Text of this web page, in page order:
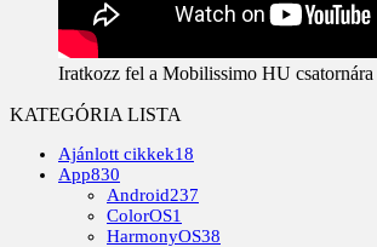
Iratkozz fel a Mobilissimo HU csatornára
KATEGÓRIA LISTA
Ajánlott cikkek18
App830
Android237
ColorOS1
HarmonyOS38